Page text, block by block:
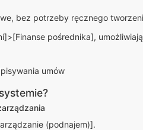
bez potrzeby ręcznego
pośrednika],
umów
(podnajem)].